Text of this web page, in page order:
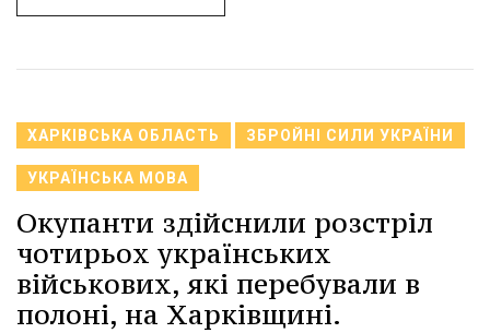
ХАРКІВСЬКА ОБЛАСТЬ ЗБРОЙНІ СИЛИ УКРАЇНИ
УКРАЇНСЬКА МОВА
Окупанти здійснили розстріл
чотирьох українських
військових, які перебували в
полоні, на Харківщині.